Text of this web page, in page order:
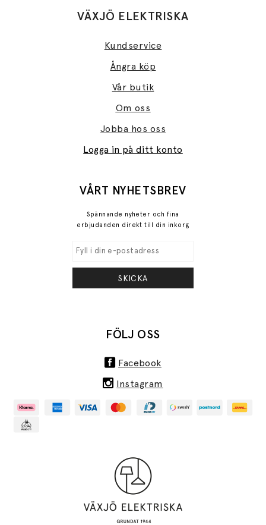
VÄXJÖ ELEKTRISKA
Kundservice
Ångra köp
Vår butik
Om oss
Jobba hos oss
Logga in på ditt konto
VÅRT NYHETSBREV
Spännande nyheter och fina
erbjudanden direkt till din inkorg
SKICKA
FÖLJ OSS
Facebook
Instagram